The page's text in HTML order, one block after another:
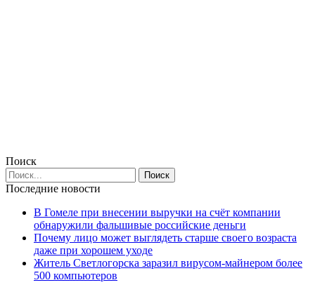
Поиск
Последние новости
В Гомеле при внесении выручки на счёт компании
обнаружили фальшивые российские деньги
Почему лицо может выглядеть старше своего возраста
даже при хорошем уходе
Житель Светлогорска заразил вирусом-майнером более
500 компьютеров